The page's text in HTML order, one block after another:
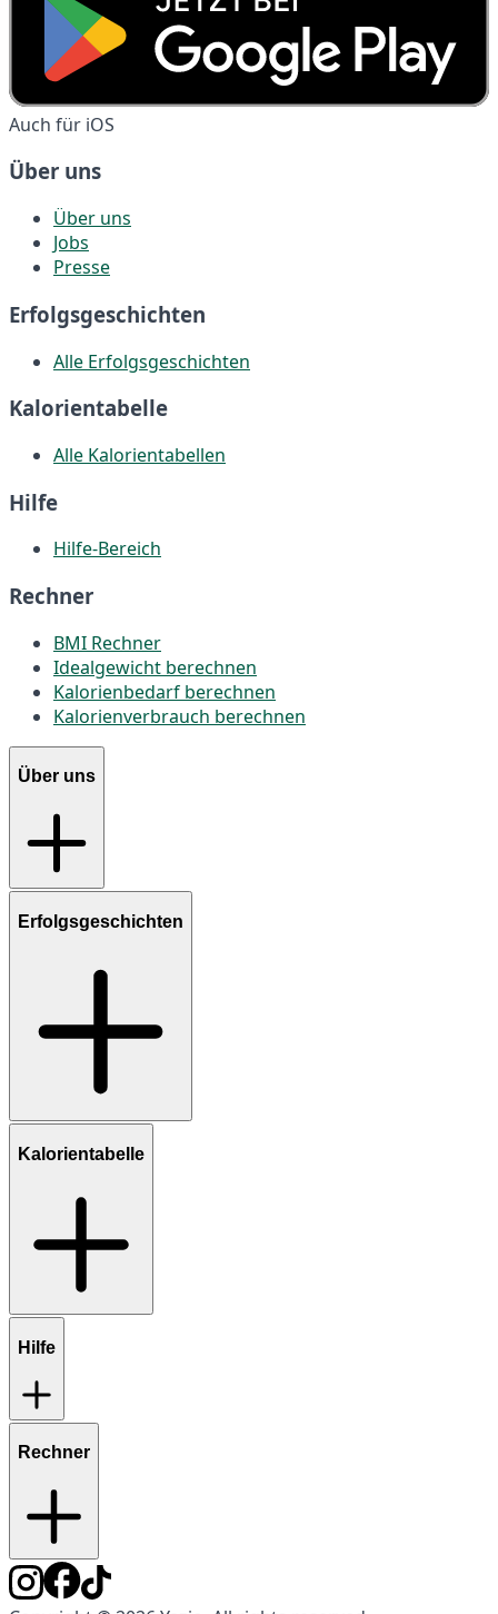
Auch für iOS
Über uns
Über uns
Jobs
Presse
Erfolgsgeschichten
Alle Erfolgsgeschichten
Kalorientabelle
Alle Kalorientabellen
Hilfe
Hilfe-Bereich
Rechner
BMI Rechner
Idealgewicht berechnen
Kalorienbedarf berechnen
Kalorienverbrauch berechnen
Über uns
Erfolgsgeschichten
Kalorientabelle
Hilfe
Rechner